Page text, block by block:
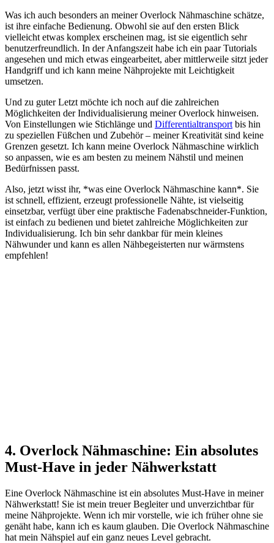
Was ich auch besonders an meiner Overlock Nähmaschine schätze,
ist ihre einfache Bedienung. Obwohl sie auf den ersten Blick
vielleicht etwas komplex erscheinen mag, ist sie eigentlich sehr
benutzerfreundlich. In der Anfangszeit habe ich ein paar Tutorials
angesehen und mich etwas eingearbeitet, aber mittlerweile sitzt jeder
Handgriff und ich kann meine Nähprojekte mit Leichtigkeit
umsetzen.
Und zu guter Letzt möchte ich noch auf die zahlreichen
Möglichkeiten der Individualisierung meiner Overlock hinweisen.
Von Einstellungen wie Stichlänge und Differentialtransport bis hin
zu speziellen Füßchen und Zubehör – meiner Kreativität sind keine
Grenzen gesetzt. Ich kann meine Overlock Nähmaschine wirklich
so anpassen, wie es am besten zu meinem Nähstil und meinen
Bedürfnissen passt.
Also, jetzt wisst ihr, *was eine Overlock Nähmaschine kann*. Sie
ist schnell, effizient, erzeugt professionelle Nähte, ist vielseitig
einsetzbar, verfügt über eine praktische Fadenabschneider-Funktion,
ist einfach zu bedienen und bietet zahlreiche Möglichkeiten zur
Individualisierung. Ich bin sehr dankbar für mein kleines
Nähwunder und kann es allen Nähbegeisterten nur wärmstens
empfehlen!
4. Overlock Nähmaschine: Ein absolutes
Must-Have in jeder Nähwerkstatt
Eine Overlock Nähmaschine ist ein absolutes Must-Have in meiner
Nähwerkstatt! Sie ist mein treuer Begleiter und unverzichtbar für
meine Nähprojekte. Wenn ich mir vorstelle, wie ich früher ohne sie
genäht habe, kann ich es kaum glauben. Die Overlock Nähmaschine
hat mein Nähspiel auf ein ganz neues Level gebracht.